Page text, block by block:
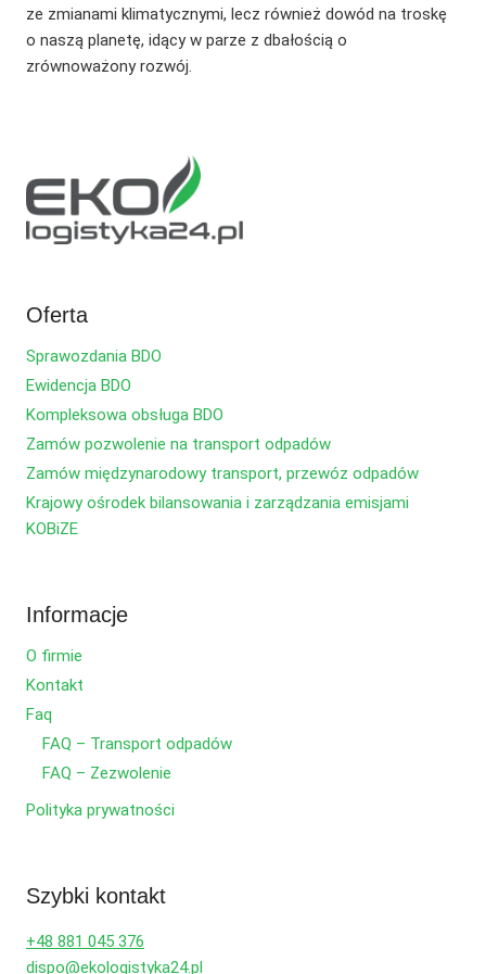
ze zmianami klimatycznymi, lecz również dowód na troskę
o naszą planetę, idący w parze z dbałością o
zrównoważony rozwój.
Oferta
Sprawozdania BDO
Ewidencja BDO
Kompleksowa obsługa BDO
Zamów pozwolenie na transport odpadów
Zamów międzynarodowy transport, przewóz odpadów
Krajowy ośrodek bilansowania i zarządzania emisjami
KOBiZE
Informacje
O firmie
Kontakt
Faq
FAQ – Transport odpadów
FAQ – Zezwolenie
Polityka prywatności
Szybki kontakt
+48 881 045 376
dispo@ekologistyka24.pl